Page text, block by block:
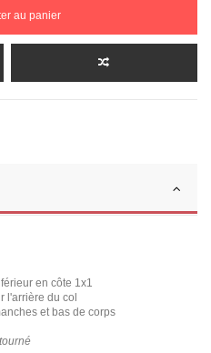
au panier
en côte 1x1
l'arrière du col
et bas de corps